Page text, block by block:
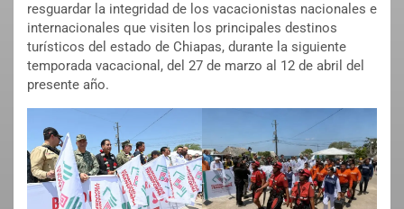
resguardar la integridad de los vacacionistas nacionales e
internacionales que visiten los principales destinos
turísticos del estado de Chiapas, durante la siguiente
temporada vacacional, del 27 de marzo al 12 de abril del
presente año.